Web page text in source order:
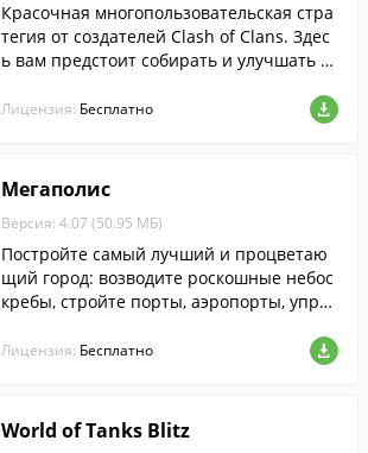
Красочная многопользовательская стра
тегия от создателей Clash of Clans. Здес
ь вам предстоит собирать и улучшать д
ся с многочисленными противниками н
Лицензия: Бесплатно
Мегаполис
Версия: 4.07 (50.95 МБ)
Постройте самый лучший и процветаю
щий город: возводите роскошные небос
кребы, стройте порты, аэропорты, управ
елей.
Лицензия: Бесплатно
World of Tanks Blitz